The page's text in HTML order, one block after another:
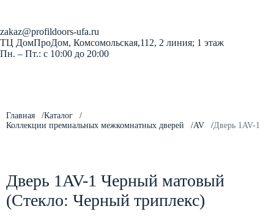
zakaz@profildoors-ufa.ru
ТЦ ДомПроДом, Комсомольская,112, 2 линия; 1 этаж
Пн. – Пт.: с 10:00 до 20:00
Главная
Каталог
Коллекции премиальных межкомнатных дверей
AV Дверь 1AV-1
Дверь 1AV-1 Черный матовый
(Стекло: Черный триплекс)